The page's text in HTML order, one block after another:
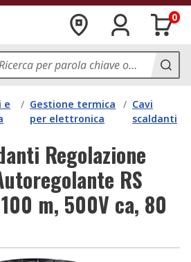
0
e
/ Gestione termica
per elettronica
/ Cavi
scaldanti
Regolazione
RS
100 m, 500V ca, 80